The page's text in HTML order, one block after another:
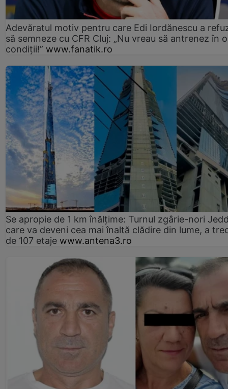
Adevăratul motiv pentru care Edi Iordănescu a
să semneze cu CFR Cluj: „Nu vreau să antrenez în
condiții!” www.fanatik.ro
Se apropie de 1 km înălțime: Turnul zgârie-nori
care va deveni cea mai înaltă clădire din lume, a
de 107 etaje www.antena3.ro